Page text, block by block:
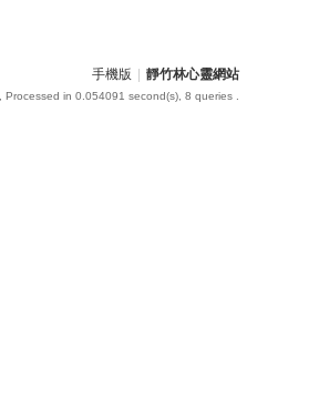
手機版 靜竹林心靈網站
, Processed in 0.054091 second(s), 8 queries .